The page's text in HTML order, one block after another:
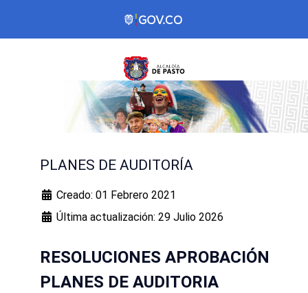
PLANES DE AUDITORÍA
Creado: 01 Febrero 2021
Última actualización: 29 Julio 2026
RESOLUCIONES APROBACIÓN
PLANES DE AUDITORIA